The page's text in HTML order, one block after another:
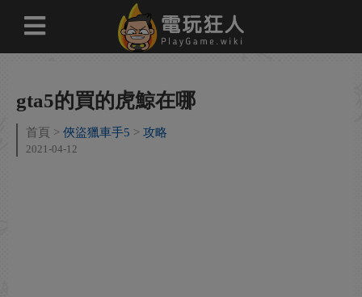
gta5的買的虎鯨在哪
首頁 俠盜獵車手5 攻略
2021-04-12